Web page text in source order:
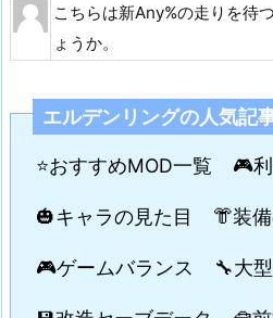
こちらは新Any%の走りを待
ょうか。
エルデンリングの人気記
⭐おすすめMOD一覧 🎮
🎃キャラの見た目 👘装
🎮ゲームバランス 🔧大